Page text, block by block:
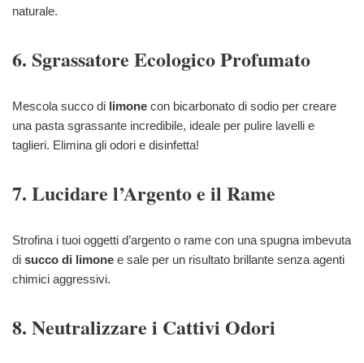
naturale.
6. Sgrassatore Ecologico Profumato
Mescola succo di limone con bicarbonato di sodio per creare
una pasta sgrassante incredibile, ideale per pulire lavelli e
taglieri. Elimina gli odori e disinfetta!
7. Lucidare l’Argento e il Rame
Strofina i tuoi oggetti d’argento o rame con una spugna imbevuta
di succo di limone e sale per un risultato brillante senza agenti
chimici aggressivi.
8. Neutralizzare i Cattivi Odori